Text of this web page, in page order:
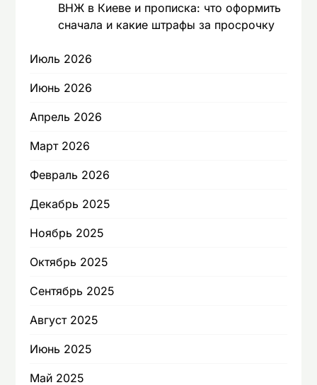
ВНЖ в Киеве и прописка: что оформить
сначала и какие штрафы за просрочку
Июль 2026
Июнь 2026
Апрель 2026
Март 2026
Февраль 2026
Декабрь 2025
Ноябрь 2025
Октябрь 2025
Сентябрь 2025
Август 2025
Июнь 2025
Май 2025